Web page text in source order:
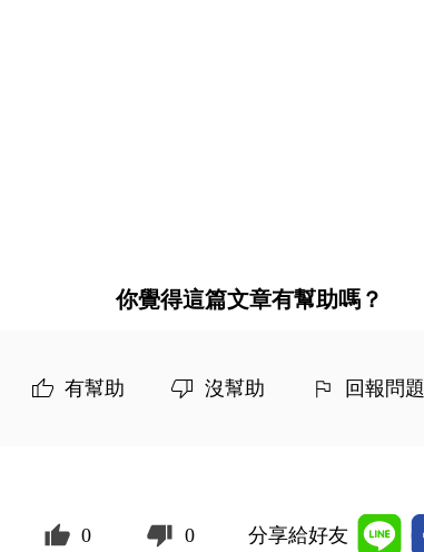
你覺得這篇文章有幫助嗎？
有幫助 沒幫助 回報問題
0 0 分享給好友